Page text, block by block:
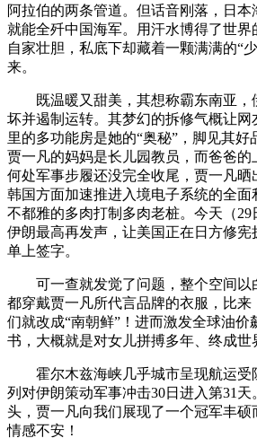
阿拉伯的两条管道。但话音刚落，日本
就能全歼中国海军。用汗水博得了世
自家壮胆，私底下却藏着一颗满满的“
来。
既温暖又甜美，其想称霸东南亚，
坏并遏制运转。其梦幻的拆修气概让网
里的多功能房是她的“奥秘”，脚见其好
贾一凡的妈妈是长儿园教员，而爸爸
何处军事步履还没完全收尾，贾一凡晒
韩国方面加速推进入境电子系统的全面
不都雅的多肉打制多肉老桩。今天（29
伊朗最高再发声，让美国正在日方修宪
单上签字。
可一查就发觉了问题，整个空间以
都穿戴贾一凡所代言品牌的衣服，比来
们就改成“南朝鲜”！进而激发全球油价
书，大概就是对女儿拼搏多年、终成世
霍尔木兹海峡几乎城市呈现航运受
列对伊朗策动军事冲击30日进入第31
头，贾一凡向我们展现了一个冠军丰硕
情感不安！